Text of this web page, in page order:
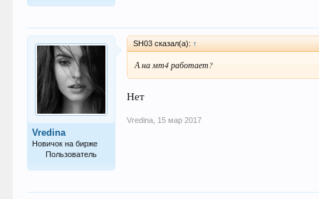
Vredina
Новичок на бирже
Пользователь
SH03 сказал(а): ↑
А на мт4 работает?
Нет
Vredina 15 мар 2017